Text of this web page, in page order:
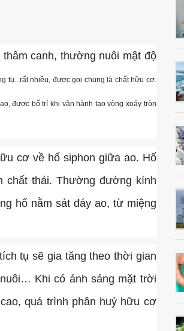
canh, thường nuôi mật độ
tụ...rất nhiều, được gọi chung là chất hữu cơ.
được bố trí khi vận hành tạo vòng xoáy tròn
cơ về hố siphon giữa ao. Hố
chất thải. Thường đường kính
hố nằm sát đáy ao, từ miệng
tụ sẽ gia tăng theo thời gian
Khi có ánh sáng mặt trời
quá trình phân huỷ hữu cơ